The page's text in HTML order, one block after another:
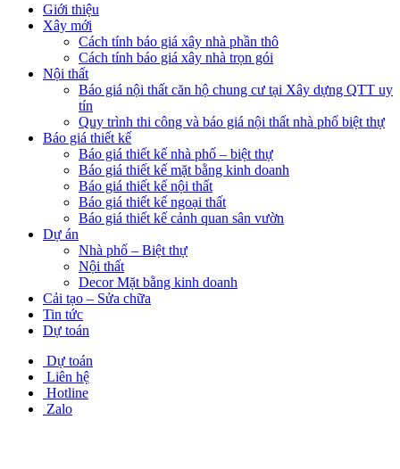
Giới thiệu
Xây mới
Cách tính báo giá xây nhà phần thô
Cách tính báo giá xây nhà trọn gói
Nội thất
Báo giá nội thất căn hộ chung cư tại Xây dựng QTT uy
tín
Quy trình thi công và báo giá nội thất nhà phố biệt thự
Báo giá thiết kế
Báo giá thiết kế nhà phố – biệt thự
Báo giá thiết kế mặt bằng kinh doanh
Báo giá thiết kế nội thất
Báo giá thiết kế ngoại thất
Báo giá thiết kế cảnh quan sân vườn
Dự án
Nhà phố – Biệt thự
Nội thất
Decor Mặt bằng kinh doanh
Cải tạo – Sửa chữa
Tin tức
Dự toán
Dự toán
Liên hệ
Hotline
Zalo